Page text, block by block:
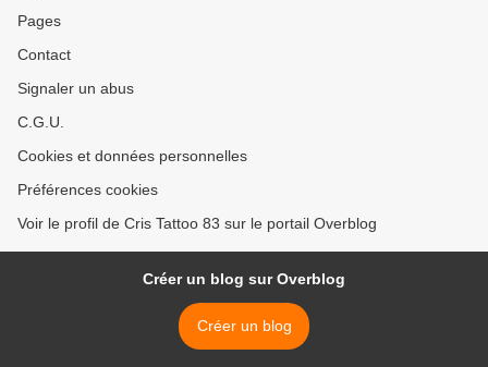
Pages
Contact
Signaler un abus
C.G.U.
Cookies et données personnelles
Préférences cookies
Voir le profil de Cris Tattoo 83 sur le portail Overblog
Créer un blog sur Overblog
Créer un blog